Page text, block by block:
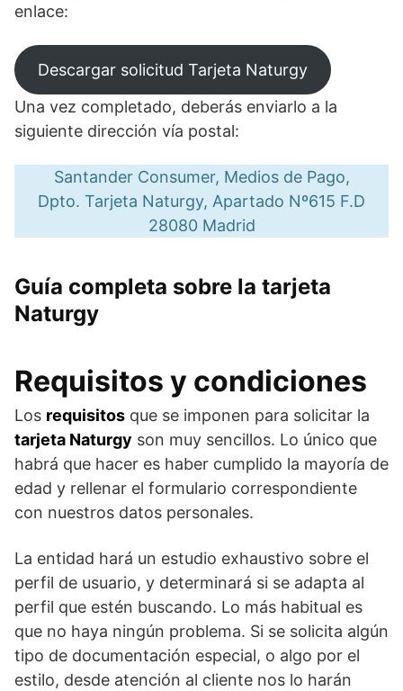
enlace:
Descargar solicitud Tarjeta Naturgy
Una vez completado, deberás enviarlo a la
siguiente dirección vía postal:
Santander Consumer, Medios de Pago,
Dpto. Tarjeta Naturgy, Apartado Nº615 F.D
28080 Madrid
Guía completa sobre la tarjeta
Naturgy
Requisitos y condiciones
Los requisitos que se imponen para solicitar la
tarjeta Naturgy son muy sencillos. Lo único que
habrá que hacer es haber cumplido la mayoría de
edad y rellenar el formulario correspondiente
con nuestros datos personales.
La entidad hará un estudio exhaustivo sobre el
perfil de usuario, y determinará si se adapta al
perfil que estén buscando. Lo más habitual es
que no haya ningún problema. Si se solicita algún
tipo de documentación especial, o algo por el
estilo, desde atención al cliente nos lo harán